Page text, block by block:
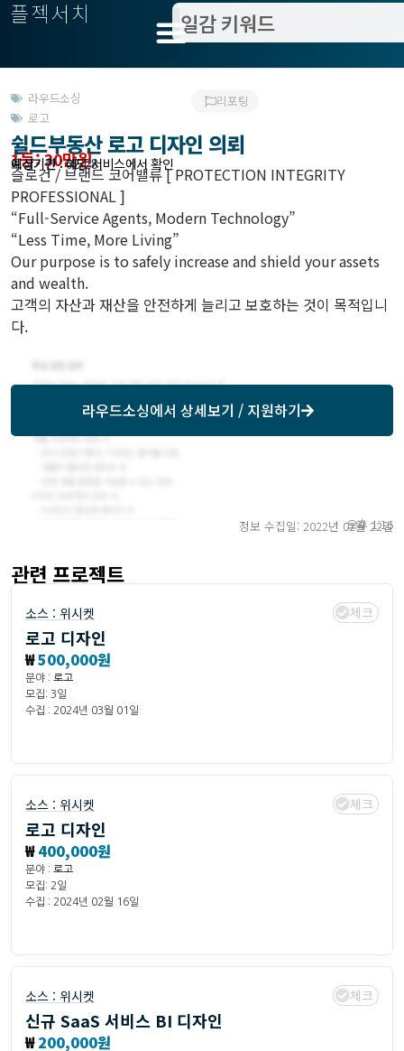
플젝서치
라우드소싱
로고
리포팅
쉴드부동산 로고 디자인 의뢰
1등: 30만원
모집기한 : 02/28
예상기간 : 해당 서비스에서 확인
슬로건 / 브랜드 코어밸류 [ PROTECTION INTEGRITY
PROFESSIONAL ]
“Full-Service Agents, Modern Technology”
“Less Time, More Living”
Our purpose is to safely increase and shield your assets
and wealth.
고객의 자산과 재산을 안전하게 늘리고 보호하는 것이 목적입니
다.
라우드소싱에서 상세보기 / 지원하기
정보 수집일: 2022년 02월 22일
오후 1:16
관련 프로젝트
소스 : 위시켓 체크
로고 디자인
₩500,000원
분야 : 로고
모집: 3일
수집 : 2024년 03월 01일
소스 : 위시켓 체크
로고 디자인
₩400,000원
분야 : 로고
모집: 2일
수집 : 2024년 02월 16일
소스 : 위시켓 체크
신규 SaaS 서비스 BI 디자인
₩200,000원